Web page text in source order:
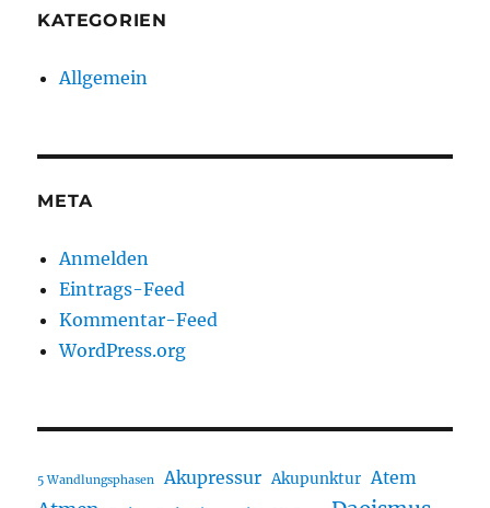
KATEGORIEN
Allgemein
META
Anmelden
Eintrags-Feed
Kommentar-Feed
WordPress.org
5 Wandlungsphasen Akupressur Akupunktur Atem